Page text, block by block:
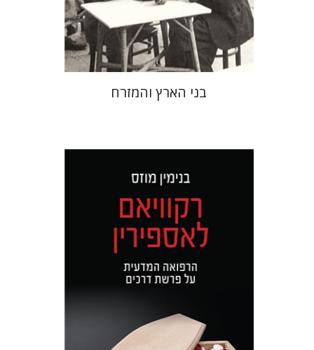
הנחת אתר ספר מודפס
$35
$32
בני הארץ והמזרח
בנימין מוזס